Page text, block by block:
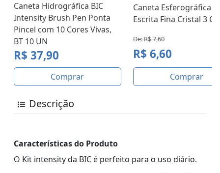
Caneta Hidrográfica BIC
Intensity Brush Pen Ponta
Pincel com 10 Cores Vivas,
BT 10 UN
R$ 37,90
Comprar
Caneta Esferográfica
Escrita Fina Cristal 3
De: R$ 7,60
R$ 6,60
Comprar
Descrição
Características do Produto
O Kit intensity da BIC é perfeito para o uso diário.